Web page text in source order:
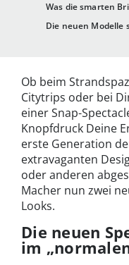
Was die smarten
Die neuen Modelle
Ob beim
Citytrips oder bei
einer Snap-
Knopfdruck Deine
erste Generation
extravaganten
oder anderen
Macher nun zwei
Looks.
Die neuen
im